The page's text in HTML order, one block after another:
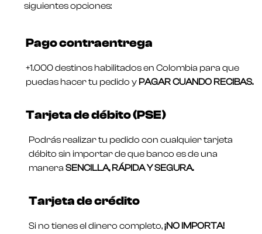
siguientes opciones:
Pago contraentrega
+1.000 destinos habilitados en Colombia para que
puedas hacer tu pedido y PAGAR CUANDO RECIBAS.
Tarjeta de débito (PSE)
Podrás realizar tu pedido con cualquier tarjeta
débito sin importar de que banco es de una
manera SENCILLA, RÁPIDA Y SEGURA.
Tarjeta de crédito
Si no tienes el dinero completo,¡NO IMPORTA!